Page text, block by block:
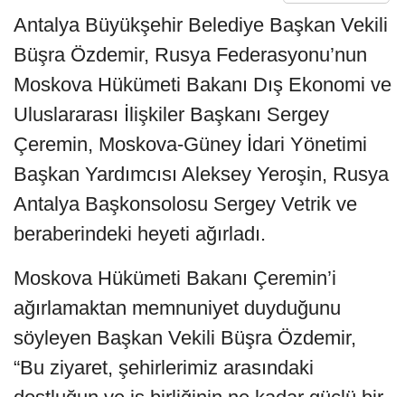
Antalya Büyükşehir Belediye Başkan Vekili
Büşra Özdemir, Rusya Federasyonu’nun
Moskova Hükümeti Bakanı Dış Ekonomi ve
Uluslararası İlişkiler Başkanı Sergey
Çeremin, Moskova-Güney İdari Yönetimi
Başkan Yardımcısı Aleksey Yeroşin, Rusya
Antalya Başkonsolosu Sergey Vetrik ve
beraberindeki heyeti ağırladı.
Moskova Hükümeti Bakanı Çeremin’i
ağırlamaktan memnuniyet duyduğunu
söyleyen Başkan Vekili Büşra Özdemir,
“Bu ziyaret, şehirlerimiz arasındaki